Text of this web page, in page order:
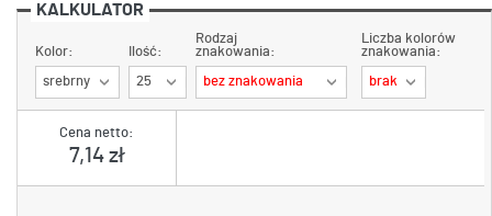
KALKULATOR
Cena netto:
7,14 zł
Kolor:
srebrny
Ilość:
25
Rodzaj
znakowania:
bez znakowania
Liczba kolorów
znakowania:
brak